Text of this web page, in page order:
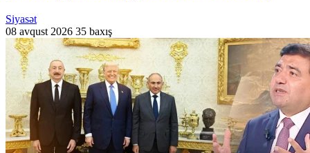
Siyasət
08 avqust 2026 35 baxış